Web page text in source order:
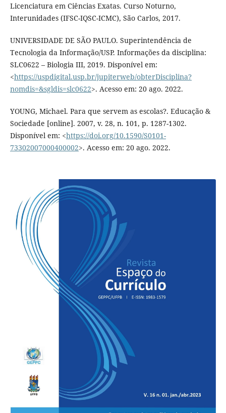
Licenciatura em Ciências Exatas. Curso Noturno,
Interunidades (IFSC-IQSC-ICMC), São Carlos, 2017.
UNIVERSIDADE DE SÃO PAULO. Superintendência de
Tecnologia da Informação/USP. Informações da disciplina:
SLC0622 – Biologia III, 2019. Disponível em:
<https://uspdigital.usp.br/jupiterweb/obterDisciplina?
nomdis=&sgldis=slc0622>. Acesso em: 20 ago. 2022.
YOUNG, Michael. Para que servem as escolas?. Educação &
Sociedade [online]. 2007, v. 28, n. 101, p. 1287-1302.
Disponível em: <https://doi.org/10.1590/S0101-
73302007000400002>. Acesso em: 20 ago. 2022.